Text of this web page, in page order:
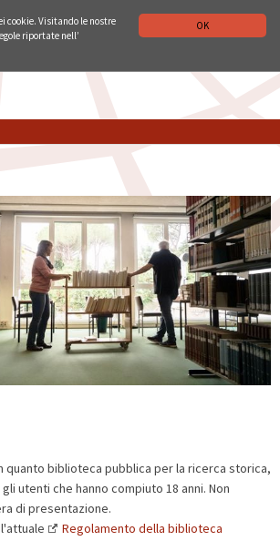
OK
cookie. Visitando le nostre
riportate nell’
quanto biblioteca pubblica per la ricerca storica,
utenti che hanno compiuto 18 anni. Non
di presentazione.
Regolamento della biblioteca